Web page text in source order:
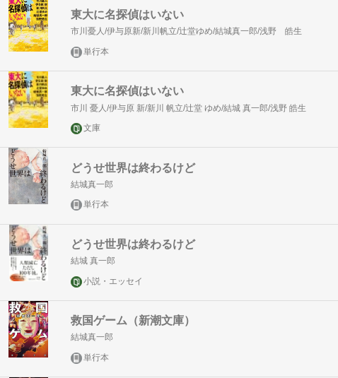
東大に名探偵はいない
市川憂人/伊与原新/新川帆立/辻堂ゆめ/結城真一郎/浅野 皓生
単行本
東大に名探偵はいない
市川 憂人/伊与原 新/新川 帆立/辻堂 ゆめ/結城 真一郎/浅野 皓生
文庫
どうせ世界は終わるけど
結城真一郎
単行本
どうせ世界は終わるけど
結城 真一郎
小説・エッセイ
救国ゲーム（新潮文庫）
結城真一郎
単行本